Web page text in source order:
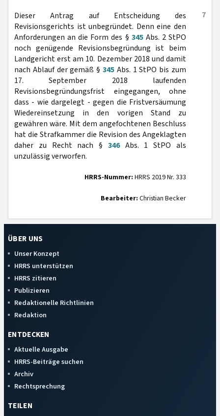
7
Dieser Antrag auf Entscheidung des
Revisionsgerichts ist unbegründet. Denn eine den
Anforderungen an die Form des § 345Abs. 2 StPO
noch genügende Revisionsbegründung ist beim
Landgericht erst am 10. Dezember 2018 und damit
nach Ablauf der gemäß § 345 Abs. 1 StPO bis zum
17. September 2018 laufenden
Revisionsbegründungsfrist eingegangen, ohne
dass - wie dargelegt - gegen die Fristversäumung
Wiedereinsetzung in den vorigen Stand zu
gewähren wäre. Mit dem angefochtenen Beschluss
hat die Strafkammer die Revision des Angeklagten
daher zu Recht nach § 346Abs. 1 StPO als
unzulässig verworfen.
HRRS-Nummer: HRRS 2019 Nr. 333
Bearbeiter: Christian Becker
ÜBER UNS
Unser Konzept
HRRS unterstützen
HRRS zitieren
Publizieren
Redaktionelle Richtlinien
Redaktion
ENTDECKEN
Aktuelle Ausgabe
HRRS-Beiträge suchen
Archiv
Rechtsprechung
TEILEN